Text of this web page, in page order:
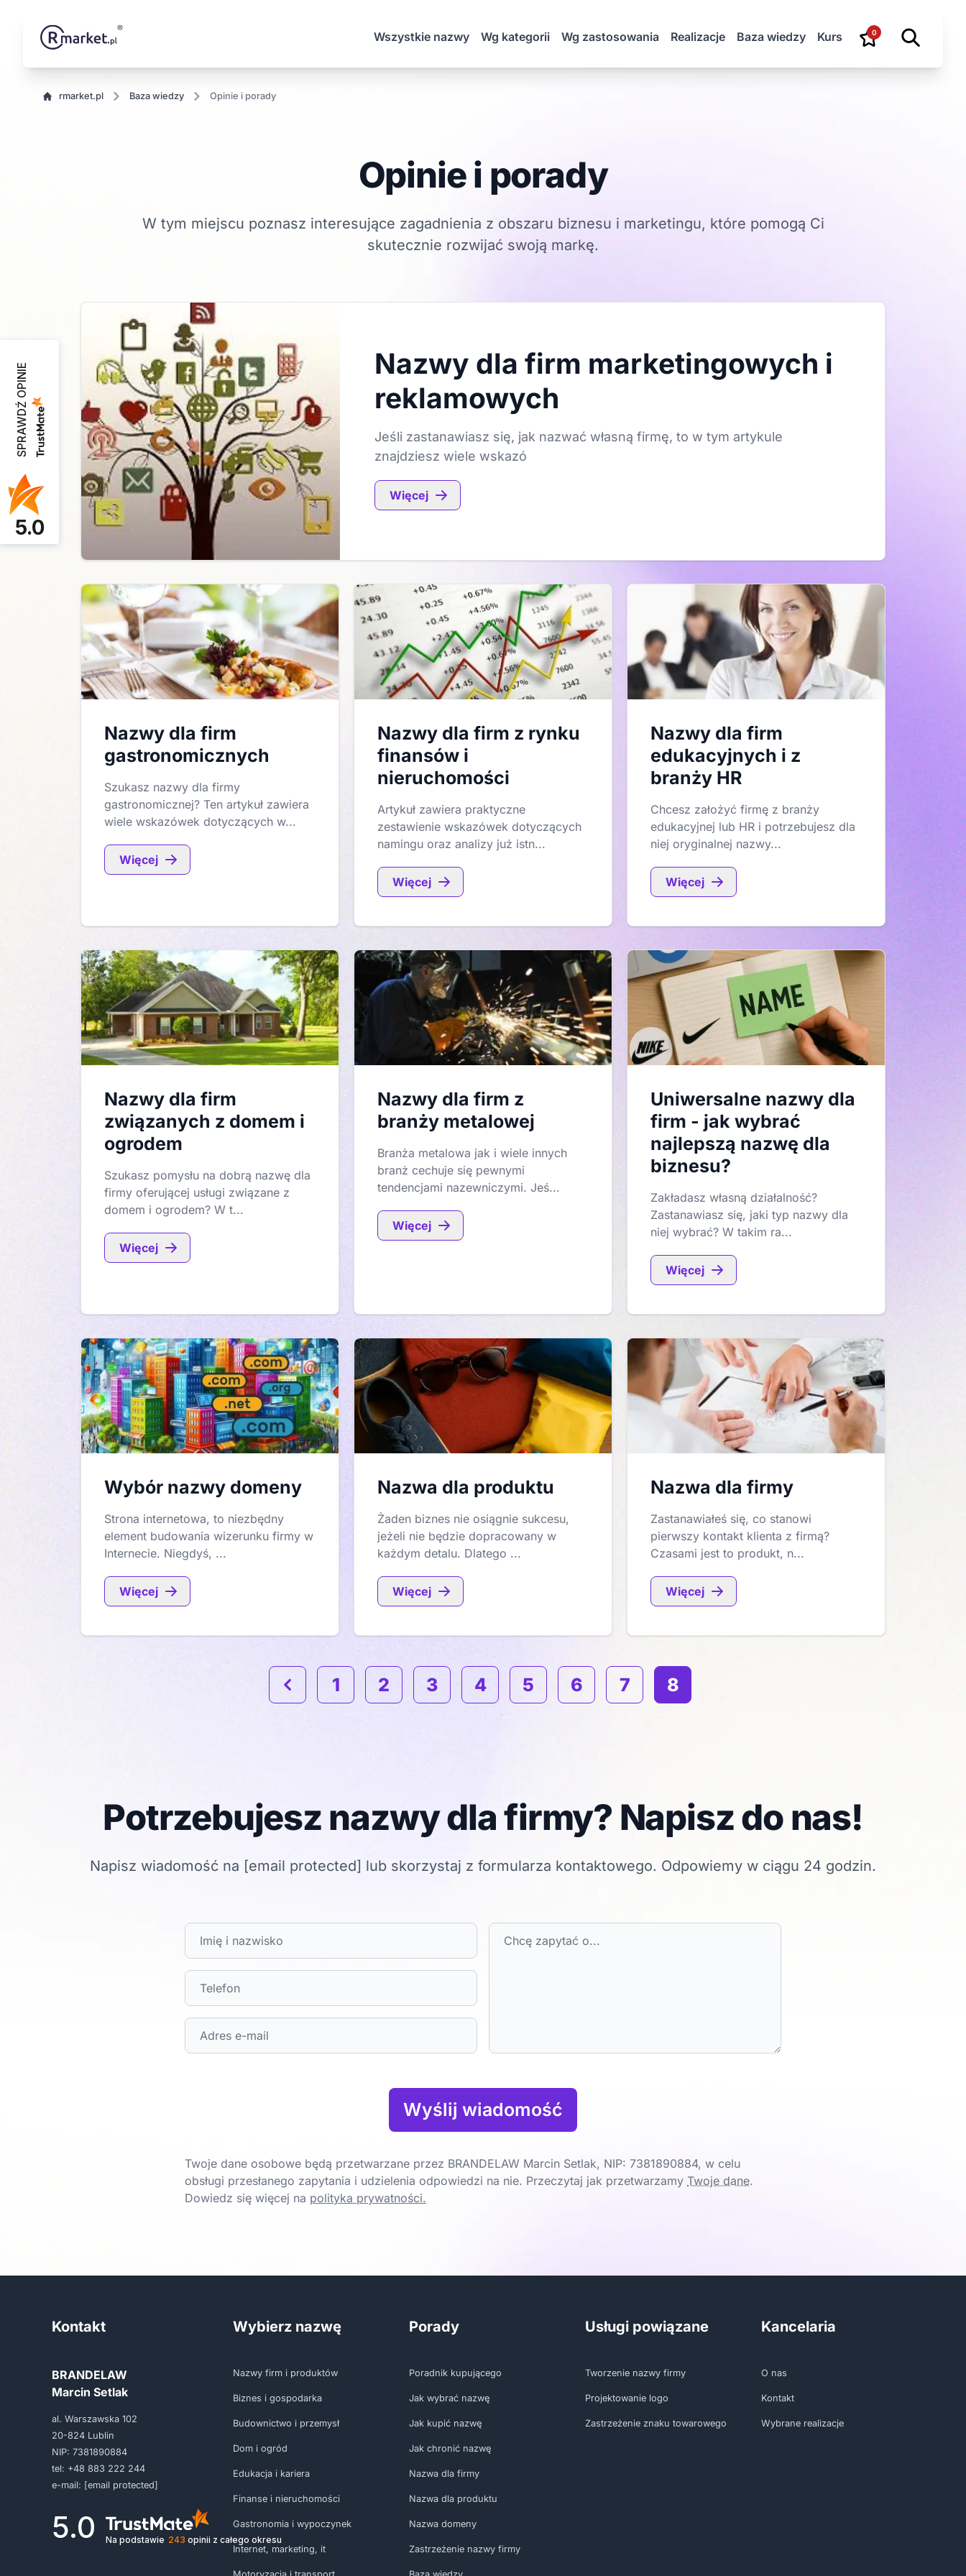
Wszystkie nazwy Wg kategorii Wg zastosowania Realizacje Baza wiedzy Kurs 0
rmarket.pl baza wiedzy Opinie i porady
Opinie i porady
W tym miejscu poznasz interesujące zagadnienia z obszaru biznesu i marketingu, które pomogą Ci
skutecznie rozwijać swoją markę.
Nazwy dla firm marketingowych i
reklamowych
Jeśli zastanawiasz się, jak nazwać własną firmę, to w tym artykule
znajdziesz wiele wskazó
Więcej
Nazwy dla firm
gastronomicznych
Szukasz nazwy dla firmy
gastronomicznej? Ten artykuł zawiera
wiele wskazówek dotyczących w...
Więcej
Nazwy dla firm z rynku
finansów i
nieruchomości
Artykuł zawiera praktyczne
zestawienie wskazówek dotyczących
namingu oraz analizy już istn...
Więcej
Nazwy dla firm
edukacyjnych i z
branży HR
Chcesz założyć firmę z branży
edukacyjnej lub HR i potrzebujesz dla
niej oryginalnej nazwy...
Więcej
Nazwy dla firm
związanych z domem i
ogrodem
Szukasz pomysłu na dobrą nazwę dla
firmy oferującej usługi związane z
domem i ogrodem? W t...
Więcej
Nazwy dla firm z
branży metalowej
Branża metalowa jak i wiele innych
branż cechuje się pewnymi
tendencjami nazewniczymi. Jeś...
Więcej
Uniwersalne nazwy dla
firm - jak wybrać
najlepszą nazwę dla
biznesu?
Zakładasz własną działalność?
Zastanawiasz się, jaki typ nazwy dla
niej wybrać? W takim ra...
Więcej
Wybór nazwy domeny
Strona internetowa, to niezbędny
element budowania wizerunku firmy w
Internecie. Niegdyś, ...
Więcej
Nazwa dla produktu
Żaden biznes nie osiągnie sukcesu,
jeżeli nie będzie dopracowany w
każdym detalu. Dlatego ...
Więcej
Nazwa dla firmy
Zastanawiałeś się, co stanowi
pierwszy kontakt klienta z firmą?
Czasami jest to produkt, n...
Więcej
Poprzednia strona
1 2 3 4 5 6 7 8
Potrzebujesz nazwy dla firmy? Napisz do nas!
Napisz wiadomość na [email protected] lub skorzystaj z formularza kontaktowego. Odpowiemy w ciągu 24 godzin.
Wyślij wiadomość
Twoje dane osobowe będą przetwarzane przez BRANDELAW Marcin Setlak, NIP: 7381890884, w celu
obsługi przesłanego zapytania i udzielenia odpowiedzi na nie. Przeczytaj jak przetwarzamy Twoje dane.
Dowiedz się więcej na polityka prywatności.
SPRAWDŹ OPINIE
5.0
Kontakt
BRANDELAW
Marcin Setlak
al. Warszawska 102
20-824 Lublin
NIP: 7381890884
tel: +48 883 222 244
e-mail: [email protected]
5.0 Na podstawie 243 opinii z całego okresu
Wybierz nazwę
Nazwy firm i produktów
Biznes i gospodarka
Budownictwo i przemysł
Dom i ogród
Edukacja i kariera
Finanse i nieruchomości
Gastronomia i wypoczynek
Internet, marketing, it
Porady
Poradnik kupującego
Jak wybrać nazwę
Jak kupić nazwę
Jak chronić nazwę
Nazwa dla firmy
Nazwa dla produktu
Nazwa domeny
Zastrzeżenie nazwy firmy
Usługi powiązane
Tworzenie nazwy firmy
Projektowanie logo
Zastrzeżenie znaku towarowego
Kancelaria
O nas
Kontakt
Wybrane realizacje